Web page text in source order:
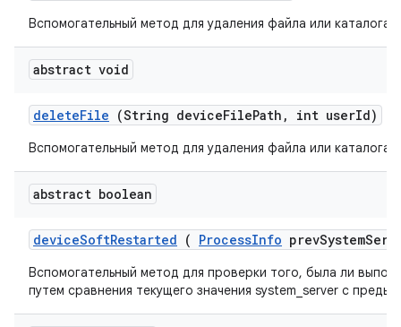
Вспомогательный метод для удаления файла или каталога
abstract void
deleteFile (String deviceFilePath , int userId)
Вспомогательный метод для удаления файла или каталога
abstract boolean
deviceSoftRestarted ( ProcessInfo prevSystem
Вспомогательный метод для проверки того, была ли
путем сравнения текущего значения system_server с